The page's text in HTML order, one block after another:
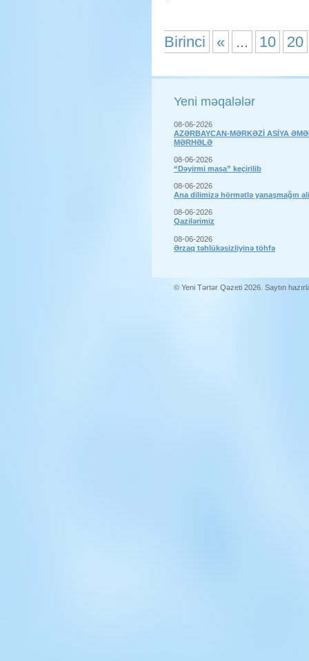
Birinci « ... 10 20
Yeni məqalələr
08-06-2026
AZƏRBAYCAN-MƏRKƏZİ ASİYA
MƏRHƏLƏ
08-06-2026
“Dəyirmi masa” keçirilib
08-06-2026
Ana dilimizə hörmətlə yanaşmağın
08-06-2026
Qazilərimiz
08-06-2026
Ərzaq təhlükəsizliyinə töhfə
© Yeni Tərtər Qəzeti 2026. Saytın